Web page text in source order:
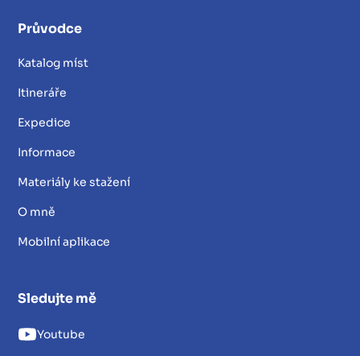
Průvodce
Katalog míst
Itineráře
Expedice
Informace
Materiály ke stažení
O mně
Mobilní aplikace
Sledujte mě
Youtube